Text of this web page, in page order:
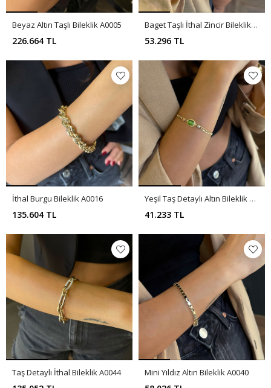
Beyaz Altın Taşlı Bileklik A0005
226.664 TL
Baget Taşlı İthal Zincir Bileklik A0004
53.296 TL
İthal Burgu Bileklik A0016
135.604 TL
Yeşil Taş Detaylı Altın Bileklik A0045
41.233 TL
Taş Detaylı İthal Bileklik A0044 Mini Yıldız Altın Bileklik A0040